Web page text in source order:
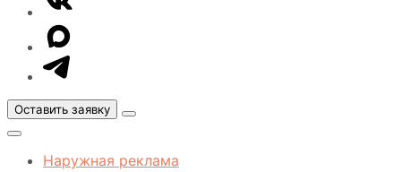
Telegram
MAX
Оставить заявку
Открыть
Закрыть
менюНаружная реклама